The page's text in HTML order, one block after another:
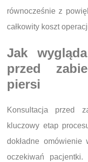
równocześnie z
całkowity koszt
Jak
przed
piersi
Konsultacja przed
kluczowy etap
dokładne omówienie
oczekiwań